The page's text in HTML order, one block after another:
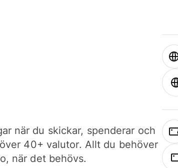
när du skickar, spenderar och
40+ valutor. Allt du behöver
när det behövs.